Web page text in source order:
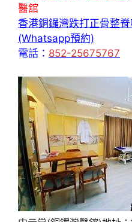
醫舘
香港銅鑼灣跌打正骨整
(Whatsapp預約)
電話： 852-25675767